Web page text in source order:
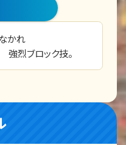
かれ
烈ブロック技。